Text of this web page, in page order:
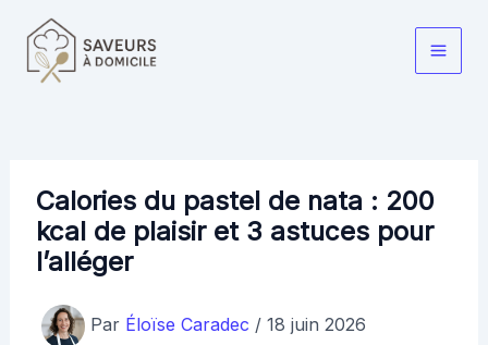
contenu
Main
Calories du pastel de nata : 200
kcal de plaisir et 3 astuces pour
l’alléger
Par Éloïse Caradec / 18 juin 2026